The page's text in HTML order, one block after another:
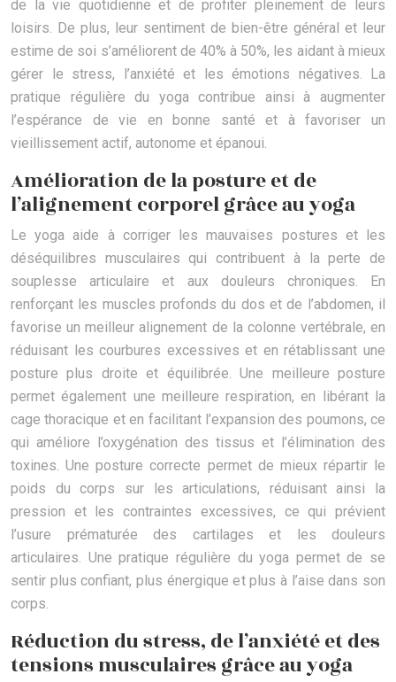
de la vie quotidienne et de profiter pleinement de leurs
loisirs. De plus, leur sentiment de bien-être général et leur
estime de soi s’améliorent de 40% à 50%, les aidant à mieux
gérer le stress, l’anxiété et les émotions négatives. La
pratique régulière du yoga contribue ainsi à augmenter
l’espérance de vie en bonne santé et à favoriser un
vieillissement actif, autonome et épanoui.
Amélioration de la posture et de
l’alignement corporel grâce au yoga
Le yoga aide à corriger les mauvaises postures et les
déséquilibres musculaires qui contribuent à la perte de
souplesse articulaire et aux douleurs chroniques. En
renforçant les muscles profonds du dos et de l’abdomen, il
favorise un meilleur alignement de la colonne vertébrale, en
réduisant les courbures excessives et en rétablissant une
posture plus droite et équilibrée. Une meilleure posture
permet également une meilleure respiration, en libérant la
cage thoracique et en facilitant l’expansion des poumons, ce
qui améliore l’oxygénation des tissus et l’élimination des
toxines. Une posture correcte permet de mieux répartir le
poids du corps sur les articulations, réduisant ainsi la
pression et les contraintes excessives, ce qui prévient
l’usure prématurée des cartilages et les douleurs
articulaires. Une pratique régulière du yoga permet de se
sentir plus confiant, plus énergique et plus à l’aise dans son
corps.
Réduction du stress, de l’anxiété et des
tensions musculaires grâce au yoga